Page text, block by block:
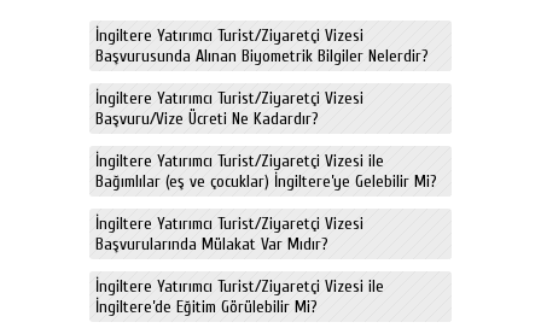
İngiltere Yatırımcı Turist/Ziyaretçi Vizesi
Başvurusunda Alınan Biyometrik Bilgiler Nelerdir?
İngiltere Yatırımcı Turist/Ziyaretçi Vizesi
Başvuru/Vize Ücreti Ne Kadardır?
İngiltere Yatırımcı Turist/Ziyaretçi Vizesi ile
Bağımlılar (eş ve çocuklar) İngiltere’ye Gelebilir Mi?
İngiltere Yatırımcı Turist/Ziyaretçi Vizesi
Başvurularında Mülakat Var Mıdır?
İngiltere Yatırımcı Turist/Ziyaretçi Vizesi ile
İngiltere’de Eğitim Görülebilir Mi?